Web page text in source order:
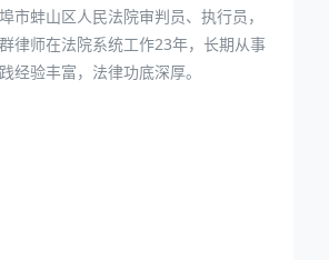
蚌山区人民法院审判员、执行员，
律师在法院系统工作23年，长期从事
经验丰富，法律功底深厚。